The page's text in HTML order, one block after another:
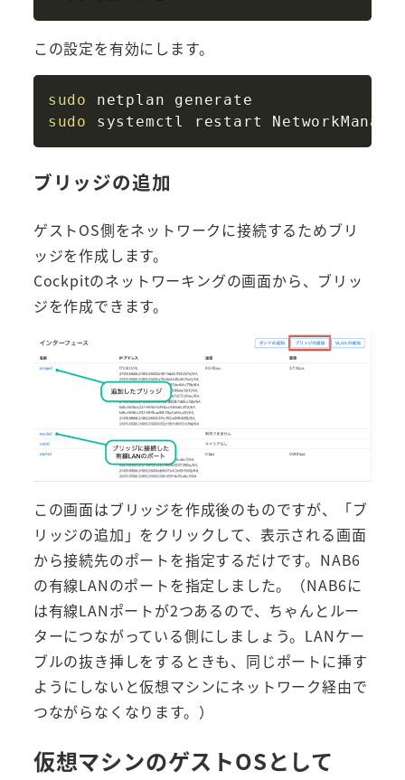
この設定を有効にします。
sudo
sudo
ブリッジの追加
ゲストOS側をネットワークに接続するためブリ
ッジを作成します。
Cockpitのネットワーキングの画面から、ブリッ
ジを作成できます。
この画面はブリッジを作成後のものですが、「ブ
リッジの追加」をクリックして、表示される画面
から接続先のポートを指定するだけです。NAB6
の有線LANのポートを指定しました。（NAB6に
は有線LANポートが2つあるので、ちゃんとルー
ターにつながっている側にしましょう。LANケー
ブルの抜き挿しをするときも、同じポートに挿す
ようにしないと仮想マシンにネットワーク経由で
つながらなくなります。）
仮想マシンのゲストOSとして